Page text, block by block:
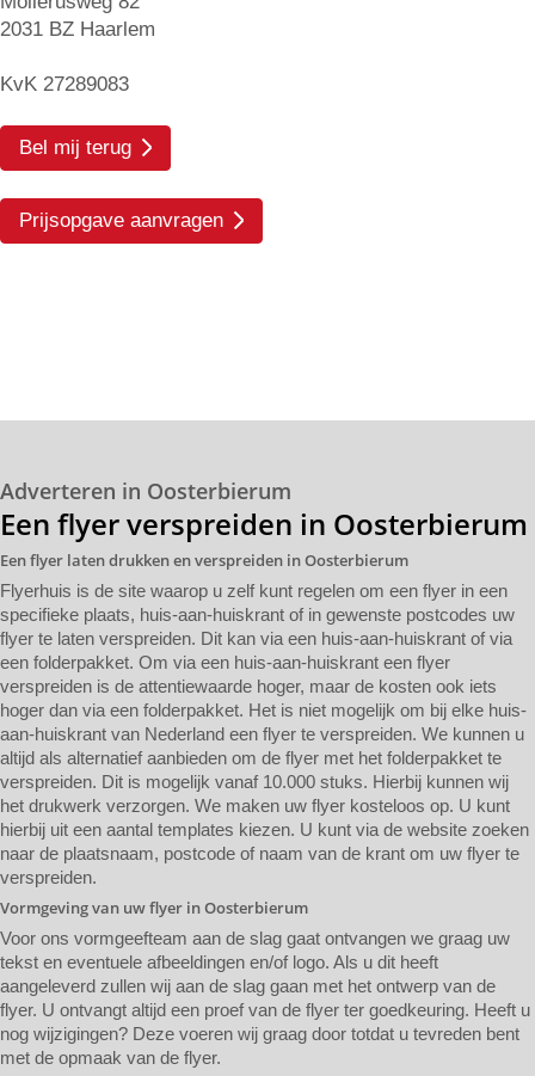
2031 BZ Haarlem
KvK 27289083
Bel mij terug
Prijsopgave aanvragen
Adverteren in Oosterbierum
Een flyer verspreiden in Oosterbierum
Een flyer laten drukken en verspreiden in Oosterbierum
Flyerhuis is de site waarop u zelf kunt regelen om een flyer in een
specifieke plaats, huis-aan-huiskrant of in gewenste postcodes uw
flyer te laten verspreiden. Dit kan via een huis-aan-huiskrant of via
een folderpakket. Om via een huis-aan-huiskrant een flyer
verspreiden is de attentiewaarde hoger, maar de kosten ook iets
hoger dan via een folderpakket. Het is niet mogelijk om bij elke huis-
aan-huiskrant van Nederland een flyer te verspreiden. We kunnen u
altijd als alternatief aanbieden om de flyer met het folderpakket te
verspreiden. Dit is mogelijk vanaf 10.000 stuks. Hierbij kunnen wij
het drukwerk verzorgen. We maken uw flyer kosteloos op. U kunt
hierbij uit een aantal templates kiezen. U kunt via de website zoeken
naar de plaatsnaam, postcode of naam van de krant om uw flyer te
verspreiden.
Vormgeving van uw flyer in Oosterbierum
Voor ons vormgeefteam aan de slag gaat ontvangen we graag uw
tekst en eventuele afbeeldingen en/of logo. Als u dit heeft
aangeleverd zullen wij aan de slag gaan met het ontwerp van de
flyer. U ontvangt altijd een proef van de flyer ter goedkeuring. Heeft u
nog wijzigingen? Deze voeren wij graag door totdat u tevreden bent
met de opmaak van de flyer.